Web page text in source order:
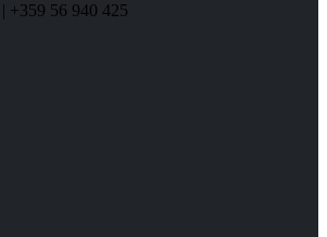
| +359 56 940 425